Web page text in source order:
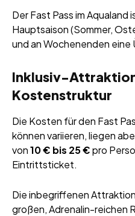
Der Fast Pass im Aqualand
Hauptsaison (Sommer,
und an Wochenenden
Inklusiv-
Kostenstruktur
Die Kosten für den Fast
können variieren, liegen
von10 € bis 25 €pro
Eintrittsticket.
Die inbegriffenen
großen, Adrenalin-reichen